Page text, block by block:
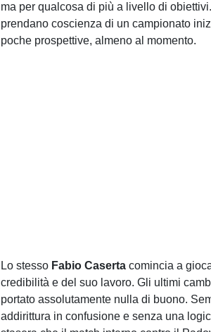
ma per qualcosa di più a livello di
prendano coscienza di un campionato
poche prospettive, almeno al momento.
Lo stesso Fabio Caserta comincia a
credibilità e del suo lavoro. Gli ultimi
portato assolutamente nulla di buono.
addirittura in confusione e senza una